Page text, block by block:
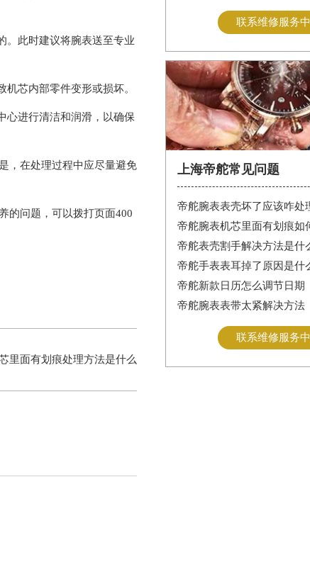
此时建议将腕表送至专业
芯内部零件变形或损坏。
进行清洁和润滑，以确保
，在处理过程中应尽量避免
的问题，可以拨打页面400
里面有划痕处理方法是什么
联系维修服务
上海帝舵常见问题
帝舵腕表表壳坏了应该咋处
帝舵腕表机芯里面有划痕如
帝舵表壳割手解决方法是什
帝舵手表表耳掉了原因是什
帝舵新款日历怎么调节日期
帝舵腕表表带太紧解决方法
联系维修服务